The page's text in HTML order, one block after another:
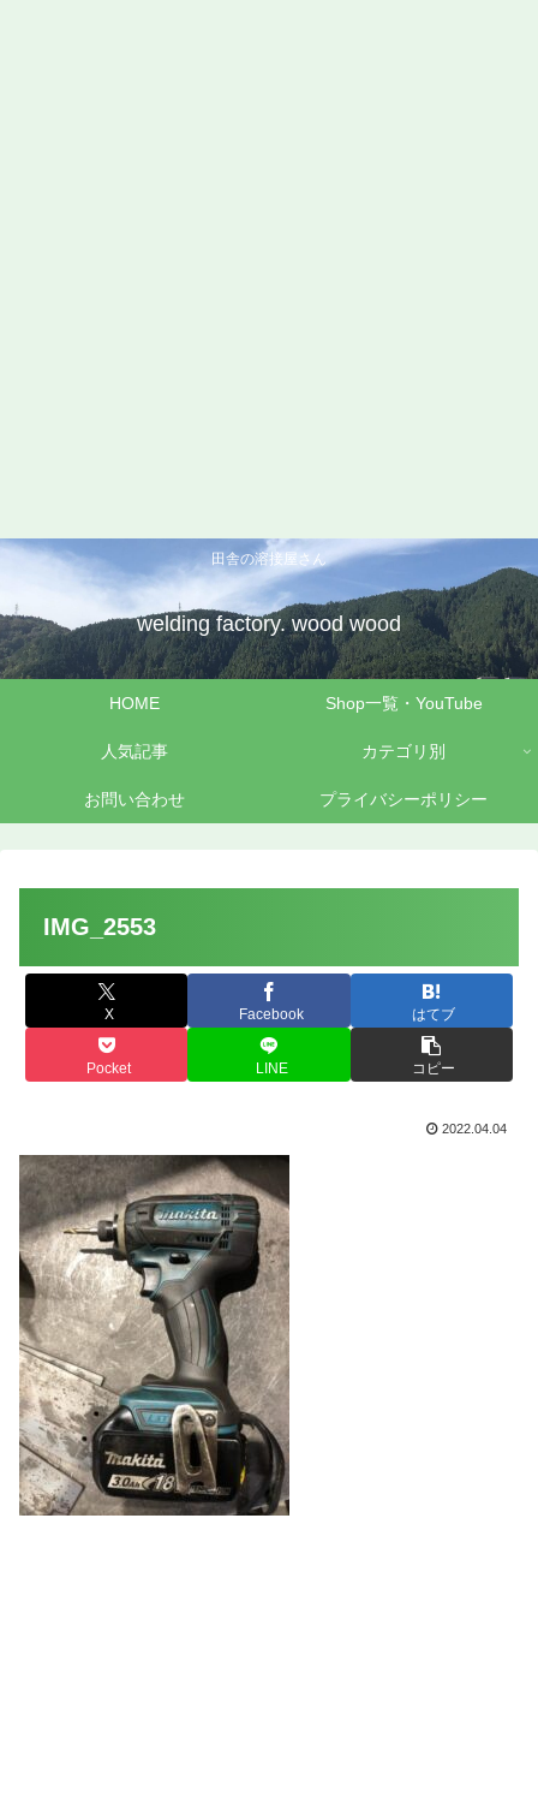
田舎の溶接屋さん
welding factory. wood wood
HOME Shop一覧・YouTube
人気記事 カテゴリ別
お問い合わせ プライバシーポリシー
IMG_2553
X Facebook はてブ
Pocket LINE コピー
2022.04.04